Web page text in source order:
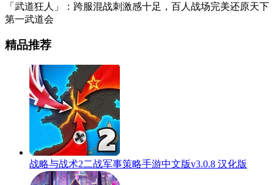
「武道狂人」：跨服混战刺激感十足，百人战场完美还原天下
第一武道会
精品推荐
战略与战术2二战军事策略手游中文版v3.0.8 汉化版